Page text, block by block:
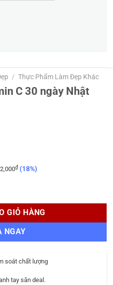
/ Thực Phẩm Làm Đẹp Khác
C 30 ngày Nhật
₫(18%)
Nhật Bản số lượng
GIỎ HÀNG
NGAY
soát chất lượng
tay săn deal.